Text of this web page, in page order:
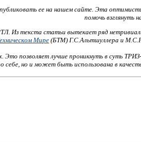
ее на нашем сайте. Эта
помочь взглянуть
Из текста статьи вытекает ряд
Мире (БТМ) Г.С.Альтшуллера и
позволяет лучше проникнуть в суть
себе, но и может быть использована в